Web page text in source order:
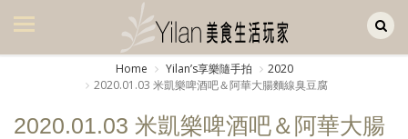
美食集
廚房集
Home Yilanʼs享樂隨手拍
2020
2020.01.03 米凱樂啤酒吧＆阿華大腸麵線臭豆腐
2020.01.03 米凱樂啤酒吧＆阿華大腸